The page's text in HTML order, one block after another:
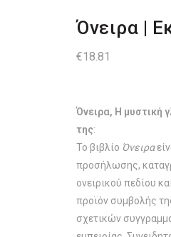
Όνειρα |
€18.81
Όνειρα, Η μυστική
της:
Το βιβλίο Όνειρα
προσήλωσης,
ονειρικού πεδίου
προϊόν συμβολής
σχετικών